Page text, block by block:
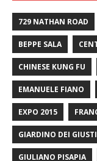
729 NATHAN ROAD
BEPPE SALA
CHINESE KUNG FU
EMANUELE FIANO
EXPO 2015
GIARDINO DEI GIUSTI
GIULIANO PISAPIA